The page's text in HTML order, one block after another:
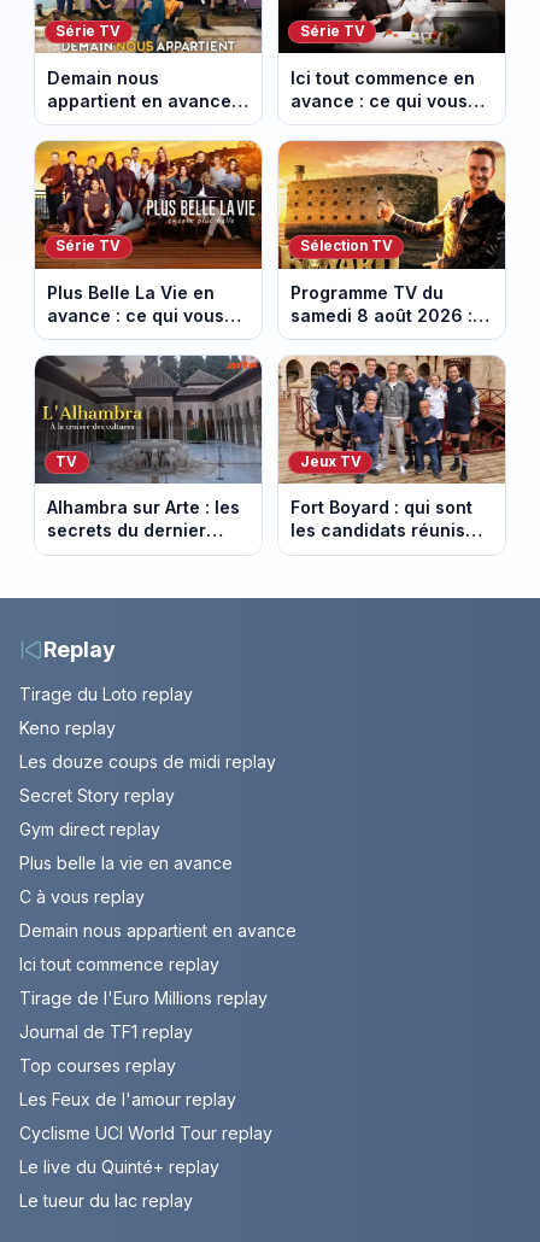
Série TV
Demain nous
appartient en avance :
ce qui vous attend la
semaine du 10 au 14
août 2026 (spoiler)
Série TV
Ici tout commence en
avance : ce qui vous
attend la semaine du
10 au 14 août 2026
(spoiler)
Série TV
Plus Belle La Vie en
avance : ce qui vous
attend la semaine du
10 au 14 août 2026
(spoiler)
Sélection TV
Programme TV du
samedi 8 août 2026 :
notre sélection pour
votre soirée télé
TV
Alhambra sur Arte : les
secrets du dernier
sultanat musulman
Jeux TV
Fort Boyard : qui sont
les candidats réunis
par Cyril Féraud ce
Replay
Tirage du Loto replay
Keno replay
Les douze coups de midi replay
Secret Story replay
Gym direct replay
Plus belle la vie en avance
C à vous replay
Demain nous appartient en avance
Ici tout commence replay
Tirage de l'Euro Millions replay
Journal de TF1 replay
Top courses replay
Les Feux de l'amour replay
Cyclisme UCI World Tour replay
Le live du Quinté+ replay
Le tueur du lac replay